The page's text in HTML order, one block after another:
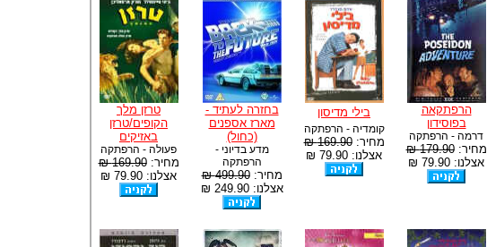
הרפתקאה
בפוסידון
דרמה - הרפתקה
מחיר:179.90 ₪
אצלנו: 79.90 ₪
בילי מדיסון
קומדיה - הרפתקה
מחיר:169.90 ₪
אצלנו: 79.90 ₪
בחזרה לעתיד -
מארז אספנים
(כחול)
מדע בדיוני -
הרפתקה
מחיר:499.90 ₪
אצלנו: 249.90 ₪
טרזן מלך
הקופים/טרזן
באזיקים
פעולה - הרפתקה
מחיר:169.90 ₪
אצלנו: 79.90 ₪